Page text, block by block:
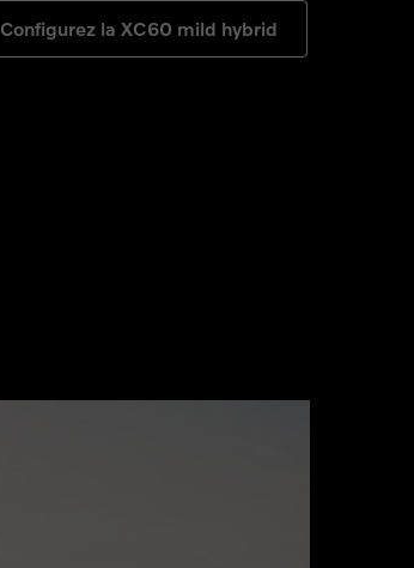
Configurez la XC60 mild hybrid